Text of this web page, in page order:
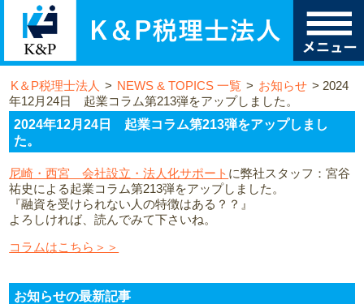
K＆P税理士法人 > NEWS & TOPICS 一覧 > お知らせ >2024
年12月24日 起業コラム第213弾をアップしました。
2024年12月24日 起業コラム第213弾をアップしまし
た。
尼崎・西宮 会社設立・法人化サポート に弊社スタッフ：宮谷
祐史による起業コラム第213弾をアップしました。
『融資を受けられない人の特徴はある？？』
よろしければ、読んでみて下さいね。
コラムはこちら＞＞
お知らせの最新記事